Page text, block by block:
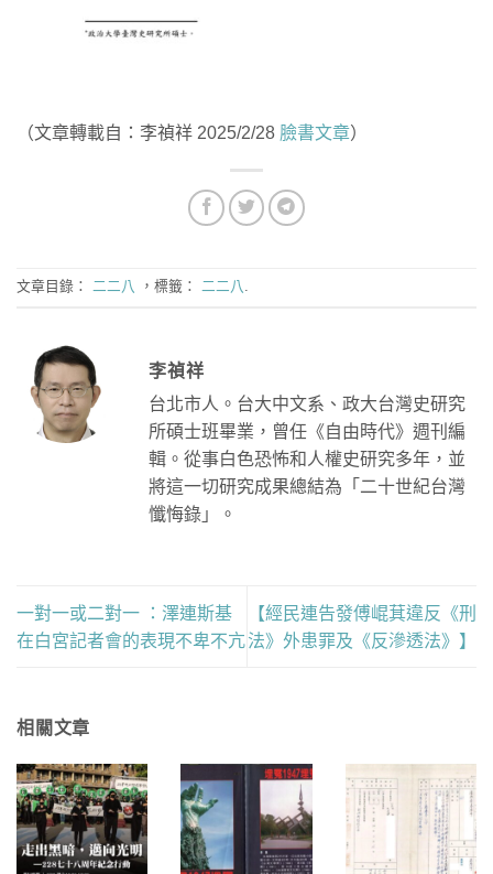
（文章轉載自：李禎祥 2025/2/28 臉書文章）
文章目錄： 二二八 ，標籤： 二二八
李禎祥
台北市人。台大中文系、政大台灣史研究
所碩士班畢業，曾任《自由時代》週刊編
輯。從事白色恐怖和人權史研究多年，並
將這一切研究成果總結為「二十世紀台灣
懺悔錄」。
一對一或二對一 ：澤連斯基
在白宮記者會的表現不卑不亢
【經民連告發傅崐萁違反《刑
法》外患罪及《反滲透法》】
相關文章